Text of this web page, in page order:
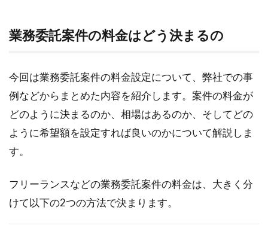
委
託
の
料
は
ど
決
る
業務委託案件の料金はどう決まるの
今回は業務委託案件の料金設定について、弊社での事
例などからまとめた内容を紹介します。案件の料金が
どのように決まるのか、相場はあるのか、そしてどの
ように希望額を設定すれば良いのかについて解説しま
す。
フリーランスなどの業務委託案件の料金は、大きく分
けて以下の2つの方法で決まります。